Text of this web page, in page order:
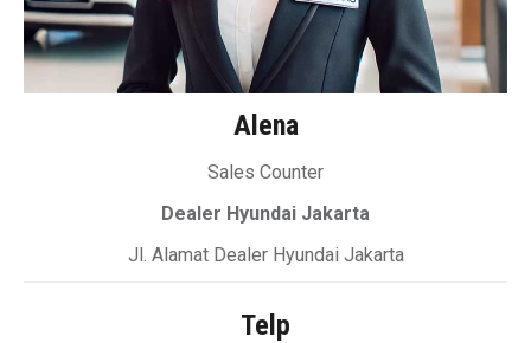
Alena
Sales Counter
Dealer Hyundai Jakarta
Jl. Alamat Dealer Hyundai Jakarta
Telp